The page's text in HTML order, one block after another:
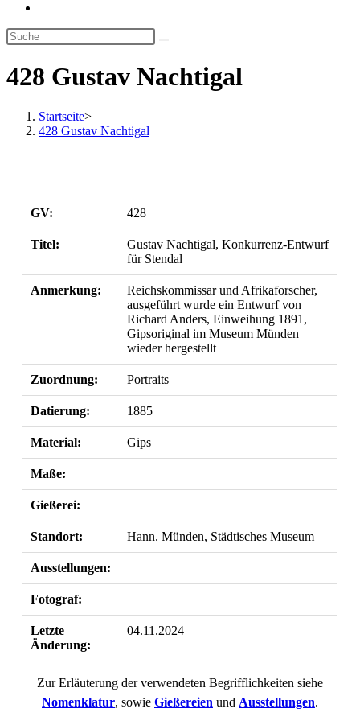
umschalten
428 Gustav Nachtigal
Startseite>
428 Gustav Nachtigal
GV: 428
Titel:
Gustav Nachtigal, Konkurrenz-Entwurf
für Stendal
Anmerkung:
Reichskommissar und Afrikaforscher,
ausgeführt wurde ein Entwurf von
Richard Anders, Einweihung 1891,
Gipsoriginal im Museum Münden
wieder hergestellt
Zuordnung: Portraits
Datierung: 1885
Material: Gips
Maße:
Gießerei:
Standort: Hann. Münden, Städtisches Museum
Ausstellungen:
Fotograf:
Letzte
Änderung:
04.11.2024
Zur Erläuterung der verwendeten Begrifflichkeiten siehe
Nomenklatur, sowie Gießereien und Ausstellungen.